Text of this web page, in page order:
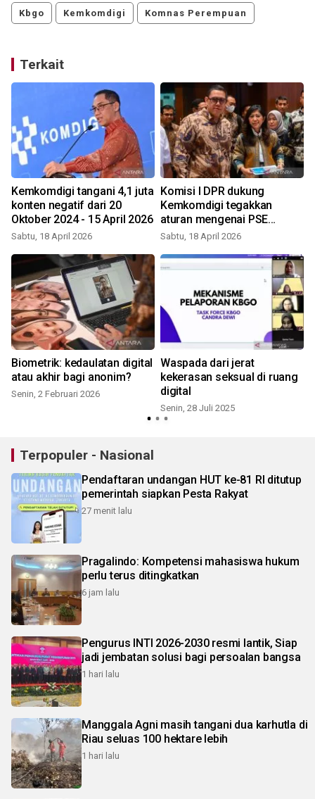
Kbgo Kemkomdigi Komnas Perempuan
Terkait
Kemkomdigi tangani 4,1 juta
konten negatif dari 20
Oktober 2024 - 15 April 2026
Sabtu, 18 April 2026
Komisi I DPR dukung
Kemkomdigi tegakkan
aturan mengenai PSE
terhadap Wikipedia
Sabtu, 18 April 2026
Biometrik: kedaulatan digital
atau akhir bagi anonim?
Senin, 2 Februari 2026
Waspada dari jerat
kekerasan seksual di ruang
digital
Senin, 28 Juli 2025
Terpopuler - Nasional
Pendaftaran undangan HUT ke-81 RI ditutup
pemerintah siapkan Pesta Rakyat
27 menit lalu
Pragalindo: Kompetensi mahasiswa hukum
perlu terus ditingkatkan
6 jam lalu
Pengurus INTI 2026-2030 resmi lantik, Siap
jadi jembatan solusi bagi persoalan bangsa
1 hari lalu
Manggala Agni masih tangani dua karhutla di
Riau seluas 100 hektare lebih
1 hari lalu